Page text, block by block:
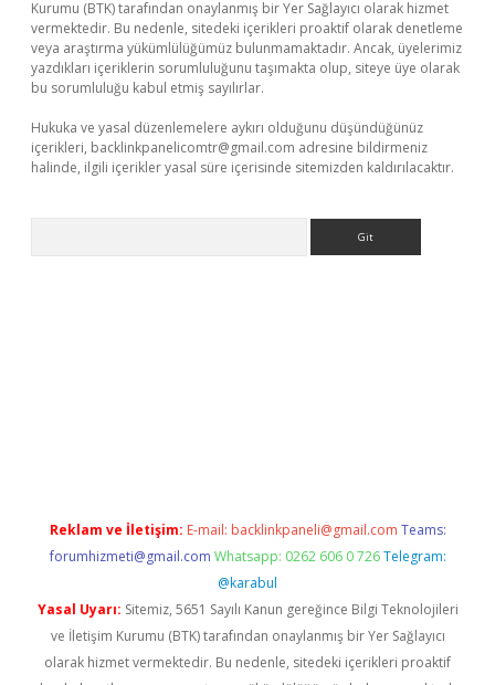
Kurumu (BTK) tarafından onaylanmış bir Yer Sağlayıcı olarak hizmet
vermektedir. Bu nedenle, sitedeki içerikleri proaktif olarak denetleme
veya araştırma yükümlülüğümüz bulunmamaktadır. Ancak, üyelerimiz
yazdıkları içeriklerin sorumluluğunu taşımakta olup, siteye üye olarak
bu sorumluluğu kabul etmiş sayılırlar.
Hukuka ve yasal düzenlemelere aykırı olduğunu düşündüğünüz
içerikleri, backlinkpanelicomtr@gmail.com adresine bildirmeniz
halinde, ilgili içerikler yasal süre içerisinde sitemizden kaldırılacaktır.
Reklam ve İletişim: E-mail: backlinkpaneli@gmail.com Teams:
forumhizmeti@gmail.com Whatsapp: 0262 606 0 726 Telegram:
@karabul
Yasal Uyarı: Sitemiz, 5651 Sayılı Kanun gereğince Bilgi Teknolojileri
ve İletişim Kurumu (BTK) tarafından onaylanmış bir Yer Sağlayıcı
olarak hizmet vermektedir. Bu nedenle, sitedeki içerikleri proaktif